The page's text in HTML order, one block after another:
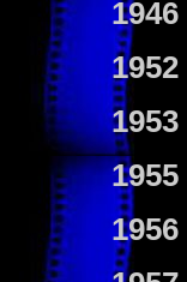
1946
1952
1953
1955
1956